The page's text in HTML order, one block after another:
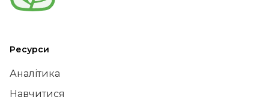
Ресурси
Аналітика
Навчитися